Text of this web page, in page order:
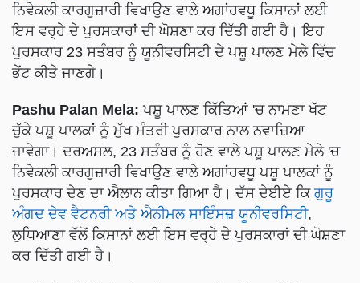
ਨਿਵੇਕਲੀ ਕਾਰਗੁਜ਼ਾਰੀ ਵਿਖਾਉਣ ਵਾਲੇ ਅਗਾਂਹਵਧੂ ਕਿਸਾਨਾਂ ਲਈ
ਇਸ ਵਰ੍ਹੇ ਦੇ ਪੁਰਸਕਾਰਾਂ ਦੀ ਘੋਸ਼ਣਾ ਕਰ ਦਿੱਤੀ ਗਈ ਹੈ। ਇਹ
ਪੁਰਸਕਾਰ 23 ਸਤੰਬਰ ਨੂੰ ਯੂਨੀਵਰਸਿਟੀ ਦੇ ਪਸ਼ੂ ਪਾਲਣ ਮੇਲੇ ਵਿੱਚ
ਭੇਂਟ ਕੀਤੇ ਜਾਣਗੇ।
Pashu Palan Mela: ਪਸ਼ੂ ਪਾਲਣ ਕਿੱਤਿਆਂ 'ਚ ਨਾਮਣਾ ਖੱਟ
ਚੁੱਕੇ ਪਸ਼ੂ ਪਾਲਕਾਂ ਨੂੰ ਮੁੱਖ ਮੰਤਰੀ ਪੁਰਸਕਾਰ ਨਾਲ ਨਵਾਜ਼ਿਆ
ਜਾਵੇਗਾ। ਦਰਅਸਲ, 23 ਸਤੰਬਰ ਨੂੰ ਹੋਣ ਵਾਲੇ ਪਸ਼ੂ ਪਾਲਣ ਮੇਲੇ 'ਚ
ਨਿਵੇਕਲੀ ਕਾਰਗੁਜ਼ਾਰੀ ਵਿਖਾਉਣ ਵਾਲੇ ਅਗਾਂਹਵਧੂ ਪਸ਼ੂ ਪਾਲਕਾਂ ਨੂੰ
ਪੁਰਸਕਾਰ ਦੇਣ ਦਾ ਐਲਾਨ ਕੀਤਾ ਗਿਆ ਹੈ। ਦੱਸ ਦੇਈਏ ਕਿ ਗੁਰੂ
ਅੰਗਦ ਦੇਵ ਵੈਟਨਰੀ ਅਤੇ ਐਨੀਮਲ ਸਾਇੰਸਜ਼ ਯੂਨੀਵਰਸਿਟੀ,
ਲੁਧਿਆਣਾ ਵੱਲੋਂ ਕਿਸਾਨਾਂ ਲਈ ਇਸ ਵਰ੍ਹੇ ਦੇ ਪੁਰਸਕਾਰਾਂ ਦੀ ਘੋਸ਼ਣਾ
ਕਰ ਦਿੱਤੀ ਗਈ ਹੈ।